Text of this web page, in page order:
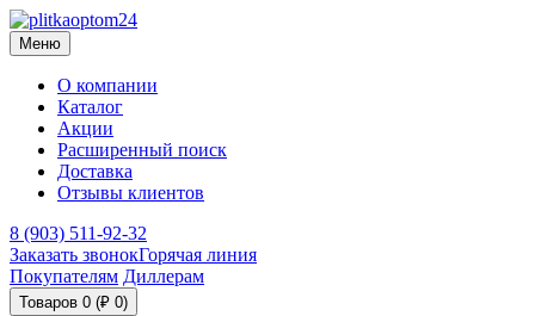
Меню
О компании
Каталог
Акции
Расширенный поиск
Доставка
Отзывы клиентов
8 (903) 511-92-32
Заказать звонокГорячая линия
Покупателям Диллерам
Товаров 0 (₽ 0)